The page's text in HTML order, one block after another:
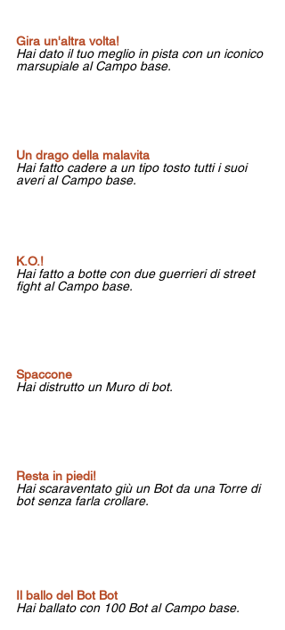
Gira un'altra volta!
Hai dato il tuo meglio in pista con un iconico
marsupiale al Campo base.
Un drago della malavita
Hai fatto cadere a un tipo tosto tutti i suoi
averi al Campo base.
K.O.!
Hai fatto a botte con due guerrieri di street
fight al Campo base.
Spaccone
Hai distrutto un Muro di bot.
Resta in piedi!
Hai scaraventato giù un Bot da una Torre di
bot senza farla crollare.
Il ballo del Bot Bot
Hai ballato con 100 Bot al Campo base.